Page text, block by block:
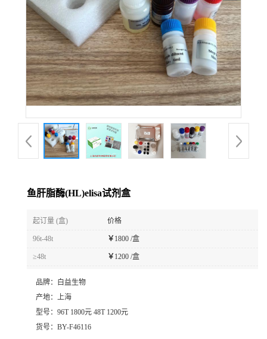
鱼肝脂酶(HL)elisa试剂盒
起订量 (盒) 价格
96t-48t ￥ 1800 /盒
≥48t ￥ 1200 /盒
品牌：
白益生物
产地： 上海
型号： 96T 1800元 48T 1200元
货号： BY-F46116